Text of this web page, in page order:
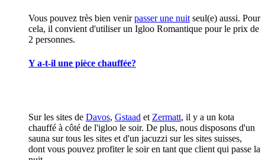
Vous pouvez très bien venirpasser une nuitseul(e) aussi. Pour
cela, il convient d'utiliser un Igloo Romantique pour le prix de
2 personnes.
Y a-t-il une pièce chauffée?
Sur les sites de Davos, Gstaad et Zermatt, il y a un kota
chauffé à côté de l'igloo le soir. De plus, nous disposons d'un
sauna sur tous les sites et d'un jacuzzi sur les sites suisses,
dont vous pouvez profiter le soir en tant que client qui passe la